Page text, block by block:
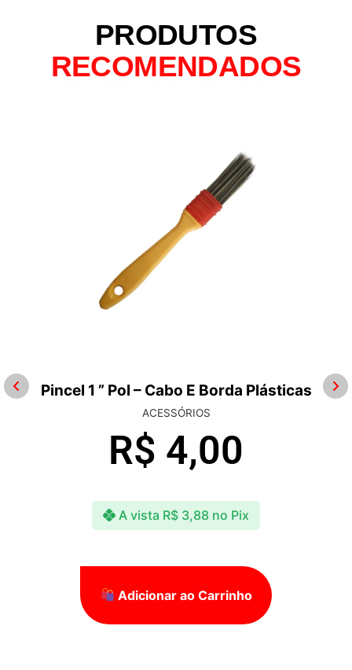
PRODUTOS
RECOMENDADOS
Pincel 1 ” Pol – Cabo E Borda Plásticas
ACESSÓRIOS
R$ 4,00
A vista R$ 3,88 no Pix
Adicionar ao Carrinho